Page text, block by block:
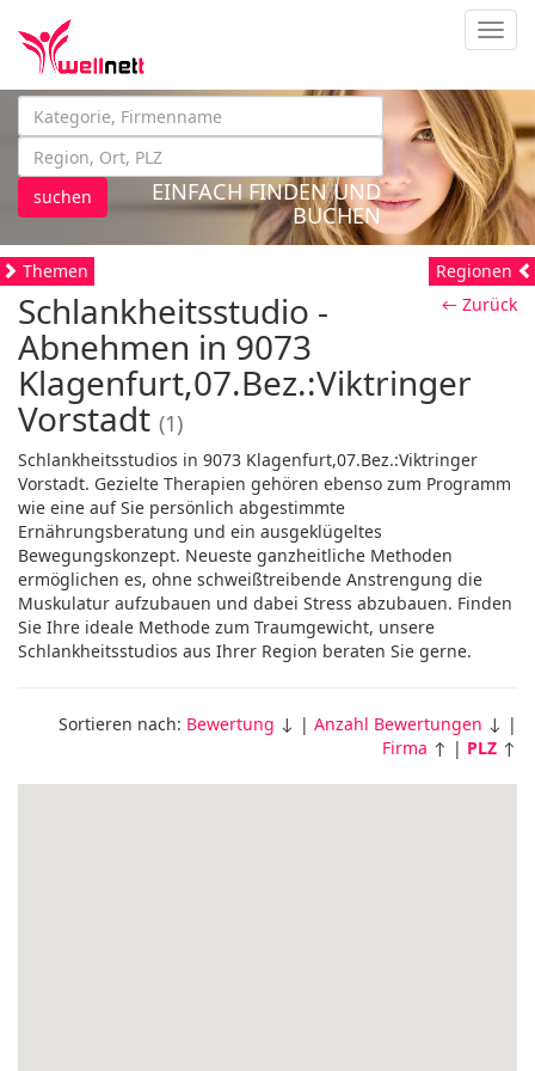
suchen
EINFACH FINDEN UND
BUCHEN
Themen
← Zurück
Schlankheitsstudio -
Abnehmen in 9073
Klagenfurt,07.Bez.:Viktringer
Vorstadt (1)
Schlankheitsstudios in 9073 Klagenfurt,07.Bez.:Viktringer
Vorstadt. Gezielte Therapien gehören ebenso zum Programm
wie eine auf Sie persönlich abgestimmte
Ernährungsberatung und ein ausgeklügeltes
Bewegungskonzept. Neueste ganzheitliche Methoden
ermöglichen es, ohne schweißtreibende Anstrengung die
Muskulatur aufzubauen und dabei Stress abzubauen. Finden
Sie Ihre ideale Methode zum Traumgewicht, unsere
Schlankheitsstudios aus Ihrer Region beraten Sie gerne.
Sortieren nach: Bewertung ↓ | Anzahl Bewertungen ↓ |
Firma ↑ | PLZ ↑
Regionen